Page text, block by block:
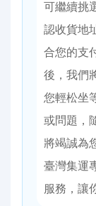
可繼續挑
認收貨地
合您的支
後，我們
您輕松坐
或問題，
將竭誠為
臺灣集運
服務，讓